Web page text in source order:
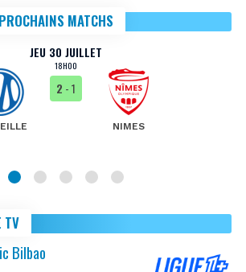
MATCHS
JEU 30 JUILLET
18H00
2 - 1
NIMES
TV
Bilbao